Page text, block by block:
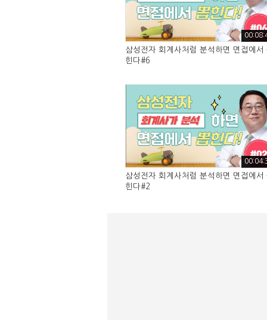
삼성전자 회계사처럼 분석하면 면접에서
힌다#6
삼성전자 회계사처럼 분석하면 면접에서
힌다#2